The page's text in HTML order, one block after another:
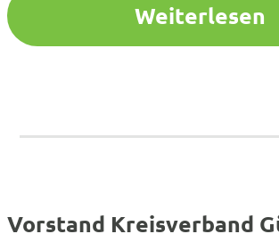
Weiterlesen
Vorstand Kreisverband